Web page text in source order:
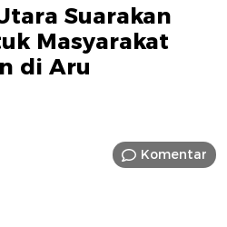
Suarakan
Masyarakat
di Aru
Komentar